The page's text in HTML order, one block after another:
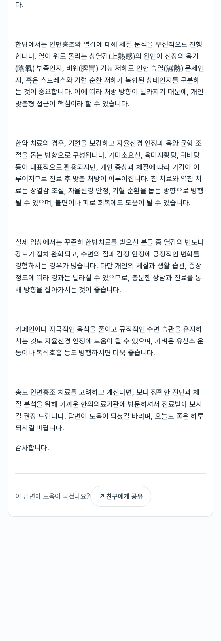
다.
한방에서는 안면홍조와 열감에 대해 체질 분석을 우선적으로 진행
합니다. 열이 위로 몰리는 상열감(上熱感)의 원인이 신장의 음기
(陰氣) 부족인지, 비위(脾胃) 기능 저하로 인한 습열(濕熱) 문제인
지, 혹은 스트레스와 기혈 순환 저하가 복합된 상태인지를 구분하
는 것이 중요합니다. 이에 따라 처방 방향이 달라지기 때문에, 개인
맞춤형 접근이 핵심이라 할 수 있습니다.
한약 치료의 경우, 기혈을 보강하고 자율신경 안정과 음양 균형 조
절을 돕는 방향으로 구성됩니다. 가미소요산, 육미지황탕, 귀비탕
등이 대표적으로 활용되지만, 개인 증상과 체질에 따라 가감이 이
루어지므로 진료 후 맞춤 처방이 이루어집니다. 침 치료와 약침 치
료는 상열감 조절, 자율신경 안정, 기혈 순환을 돕는 방향으로 병행
될 수 있으며, 불면이나 피로 회복에도 도움이 될 수 있습니다.
실제 임상에서는 꾸준히 한방치료를 받으신 분들 중 열감의 빈도나
강도가 점차 완화되고, 수면의 질과 감정 안정에 긍정적인 변화를
경험하시는 경우가 많습니다. 다만 개인의 체질과 생활 습관, 증상
정도에 따라 경과는 달라질 수 있으므로, 충분한 상담과 진료를 통
해 방향을 잡아가시는 것이 좋습니다.
카페인이나 자극적인 음식을 줄이고 규칙적인 수면 습관을 유지하
시는 것도 자율신경 안정에 도움이 될 수 있으며, 가벼운 유산소 운
동이나 복식호흡 등도 병행하시면 더욱 좋습니다.
송도 안면홍조 치료를 고려하고 계신다면, 보다 정확한 진단과 체
질 분석을 위해 가까운 한의의료기관에 방문하셔서 진료받아 보시
길 권장 드립니다. 답변이 도움이 되셨길 바라며, 오늘도 좋은 하루
되시길 바랍니다.
감사합니다.
이 답변이 도움이 되셨나요? ↗ 친구에게 공유